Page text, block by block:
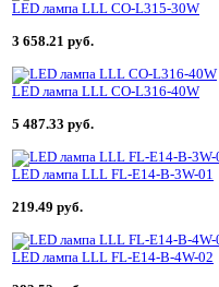
LED лампа LLL CO-L315-30W
3 658.21 руб.
LED лампа LLL CO-L316-40W
5 487.33 руб.
LED лампа LLL FL-E14-B-3W-01
219.49 руб.
LED лампа LLL FL-E14-B-4W-02